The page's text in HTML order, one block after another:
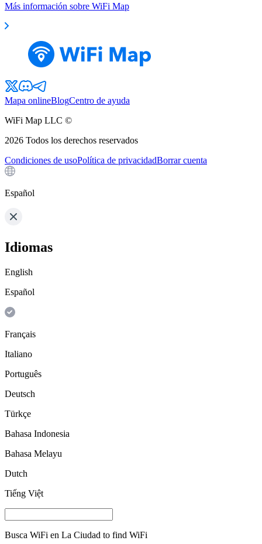
Más información sobre WiFi Map
Mapa onlineBlogCentro de ayuda
WiFi Map LLC ©
2026 Todos los derechos reservados
Condiciones de usoPolítica de privacidadBorrar cuenta
Español
Idiomas
English
Español
Français
Italiano
Português
Deutsch
Türkçe
Bahasa Indonesia
Bahasa Melayu
Dutch
Tiếng Việt
Busca WiFi en La Ciudad to find WiFi